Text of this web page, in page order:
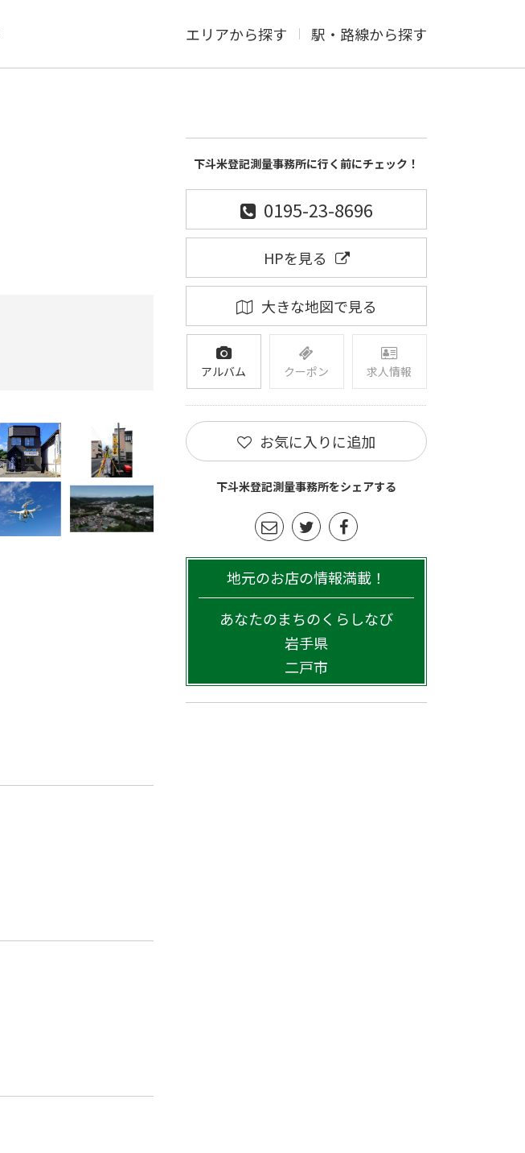
エリアから探す 駅・路線から探す
下斗米登記測量事務所に行く前にチェック！
0195-23-8696
HPを見る
大きな地図で見る
アルバム クーポン 求人情報
お気に入りに追加
下斗米登記測量事務所をシェアする
地元のお店の情報満載！
あなたのまちのくらしなび
岩手県
二戸市